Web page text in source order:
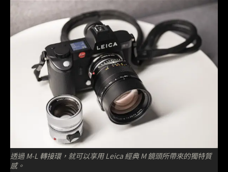
透過 M-L 轉接環，就可以享用 Leica 經典 M 鏡頭所帶來的獨特質
感。